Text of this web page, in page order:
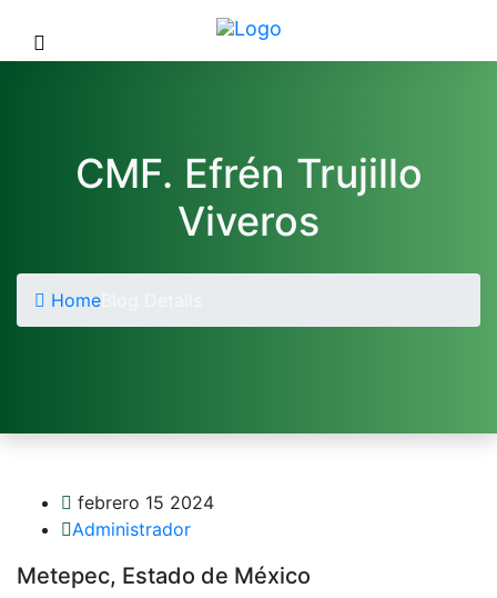
CMF. Efrén Trujillo
Viveros
Home
febrero 15 2024
Administrador
Metepec, Estado de México